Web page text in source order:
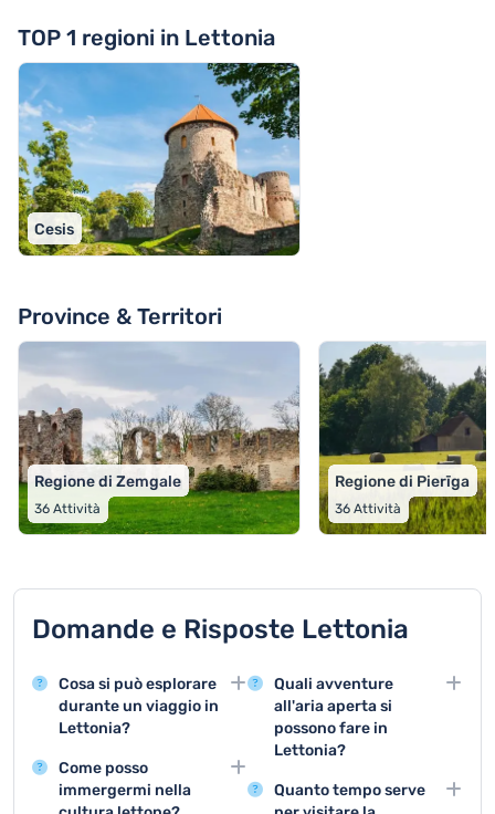
TOP 1 regioni in Lettonia
Cesis
Province & Territori
Regione di Zemgale
36 Attività
Regione di Pierīga
36 Attività
Domande e Risposte Lettonia
Cosa si può esplorare
durante un viaggio in
Lettonia?
La Lettonia offre
numerose attività
turistiche come visite a
Come posso
immergermi nella
Quali avventure
all'aria aperta si
possono fare in
Lettonia?
La Lettonia offre
escursioni nel Parco
Quanto tempo serve